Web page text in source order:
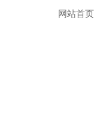
网站首页